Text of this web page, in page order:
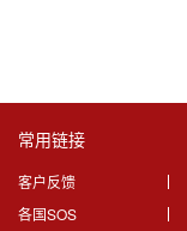
常用链接
客户反馈
各国SOS